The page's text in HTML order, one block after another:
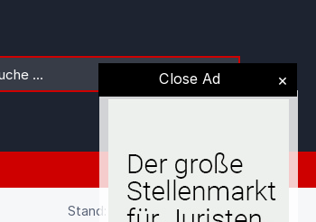
Stand: 02.08.2026 (Gesetz)
Close Ad